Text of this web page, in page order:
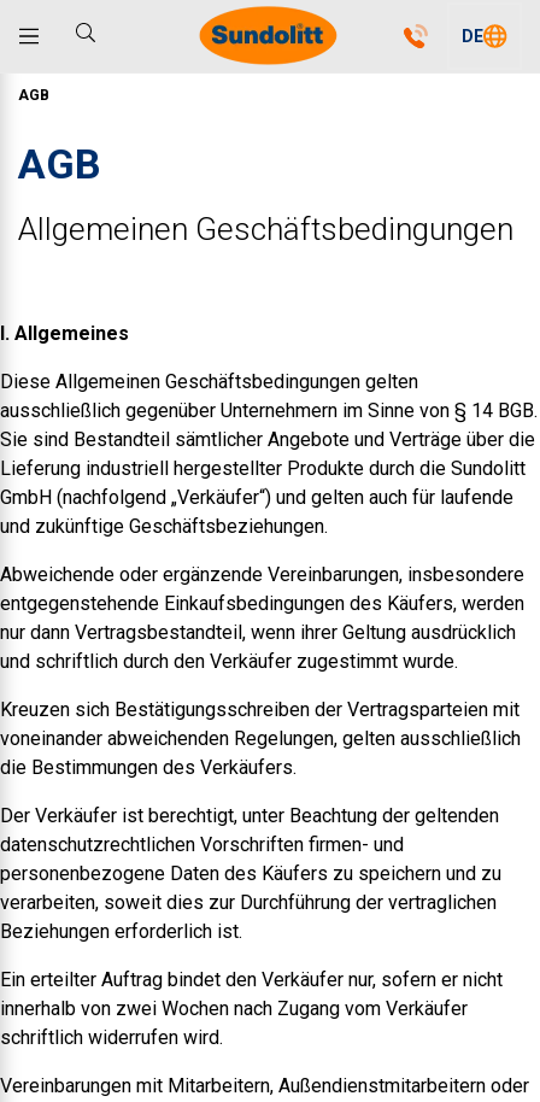
DE
AGB
AGB
Allgemeinen Geschäftsbedingungen
I. Allgemeines
Diese Allgemeinen Geschäftsbedingungen gelten
ausschließlich gegenüber Unternehmern im Sinne von § 14 BGB.
Sie sind Bestandteil sämtlicher Angebote und Verträge über die
Lieferung industriell hergestellter Produkte durch die Sundolitt
GmbH (nachfolgend „Verkäufer“) und gelten auch für laufende
und zukünftige Geschäftsbeziehungen.
Abweichende oder ergänzende Vereinbarungen, insbesondere
entgegenstehende Einkaufsbedingungen des Käufers, werden
nur dann Vertragsbestandteil, wenn ihrer Geltung ausdrücklich
und schriftlich durch den Verkäufer zugestimmt wurde.
Kreuzen sich Bestätigungsschreiben der Vertragsparteien mit
voneinander abweichenden Regelungen, gelten ausschließlich
die Bestimmungen des Verkäufers.
Der Verkäufer ist berechtigt, unter Beachtung der geltenden
datenschutzrechtlichen Vorschriften firmen- und
personenbezogene Daten des Käufers zu speichern und zu
verarbeiten, soweit dies zur Durchführung der vertraglichen
Beziehungen erforderlich ist.
Ein erteilter Auftrag bindet den Verkäufer nur, sofern er nicht
innerhalb von zwei Wochen nach Zugang vom Verkäufer
schriftlich widerrufen wird.
Vereinbarungen mit Mitarbeitern, Außendienstmitarbeitern oder